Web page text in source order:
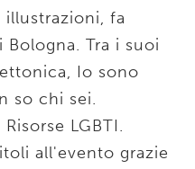
fa
Tra i suoi
Io sono
so chi sei.
LGBTI.
all'evento grazie